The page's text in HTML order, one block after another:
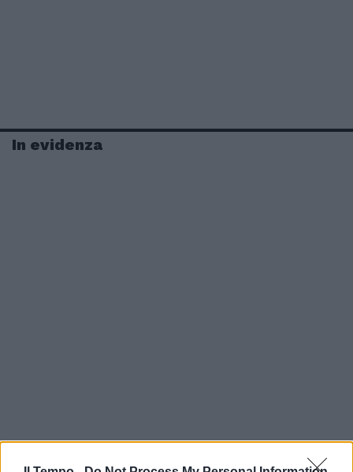
In evidenza